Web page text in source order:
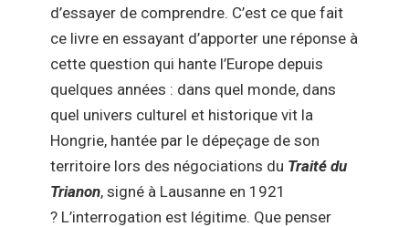
d’essayer de comprendre. C’est ce que fait
ce livre en essayant d’apporter une réponse à
cette question qui hante l’Europe depuis
quelques années : dans quel monde, dans
quel univers culturel et historique vit la
Hongrie, hantée par le dépeçage de son
territoire lors des négociations du Traité du
Trianon, signé à Lausanne en 1921
? L’interrogation est légitime. Que penser